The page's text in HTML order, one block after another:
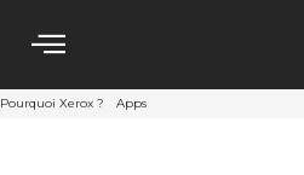
Pourquoi Xerox ? Apps